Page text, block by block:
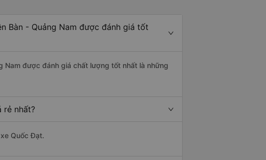
Bàn - Quảng Nam được đánh giá tốt
Nam được đánh giá chất lượng tốt nhất là những
rẻ nhất?
Quốc Đạt.